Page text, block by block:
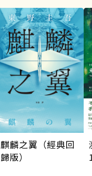
麒麟之翼（經典回
歸版）